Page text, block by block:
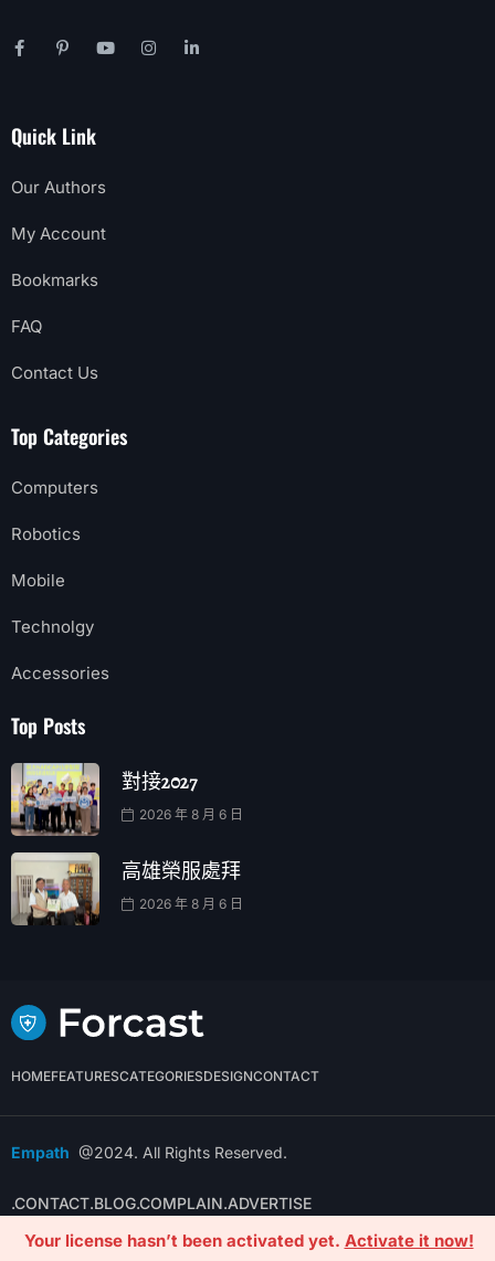
Quick Link
Our Authors
My Account
Bookmarks
FAQ
Contact Us
Top Categories
Computers
Robotics
Mobile
Technolgy
Accessories
Top Posts
對接2027
2026 年 8 月 6 日
高雄榮服處拜
2026 年 8 月 6 日
HOMEFEATURESCATEGORIESDESIGNCONTACT
Empath @2024. All Rights Reserved.
.CONTACT.BLOG.COMPLAIN.ADVERTISE
Your license hasn’t been activated yet. Activate it now!